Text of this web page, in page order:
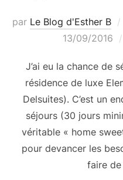
par Le Blog d'Esther B
13/09/2016
J’ai eu la chance de
résidence de luxe
Delsuites). C’est un
séjours (30 jours
véritable « home
pour devancer les
faire